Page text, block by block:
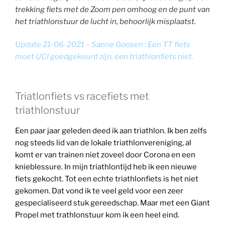
trekking fiets met de Zoom pen omhoog en de punt van
het triathlonstuur de lucht in, behoorlijk misplaatst.
Update 21-06-2021 – Sanne Goosen : Een TT fiets
moet UCI goedgekeurd zijn, een triathlonfiets niet.
Triatlonfiets vs racefiets met
triathlonstuur
Een paar jaar geleden deed ik aan triathlon. Ik ben zelfs
nog steeds lid van de lokale triathlonvereniging, al
komt er van trainen niet zoveel door Corona en een
knieblessure. In mijn triathlontijd heb ik een nieuwe
fiets gekocht. Tot een echte triathlonfiets is het niet
gekomen. Dat vond ik te veel geld voor een zeer
gespecialiseerd stuk gereedschap. Maar met een Giant
Propel met trathlonstuur kom ik een heel eind.